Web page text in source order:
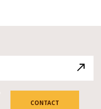
CONTACT